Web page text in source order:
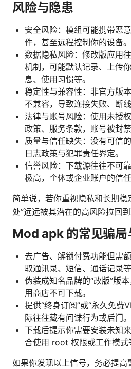
风险与隐患
安全风险：模组可能携带恶
件，甚至远程控制你的设备。
数据隐私风险：修改版应用
机制，可能默认记录、上传
息、使用习惯等。
稳定性与兼容性：非官方版
不兼容，导致连接失败、断
法律与账号风险：使用未授
政策、服务条款，账号被封
质量与信任缺失：没有可信
日志政策与犯罪责任界定。
信誉风险：下载源往往不可
极高，个体或企业账户的信
简单说，若你重视隐私和长期
处”远远被其潜在的高风险拉回到
Mod apk 的常见骗局
去广告、解锁付费功能但需
取通讯录、短信、通话记录等
伪装成知名品牌的“改版”版
用商店不可下载。
提供“终身订阅”或“永久免费
际往往藏有间谍行为或后门。
下载后提示你需要安装未知
合使用 root 权限或工作模式
如果你发现以上信号，务必提高